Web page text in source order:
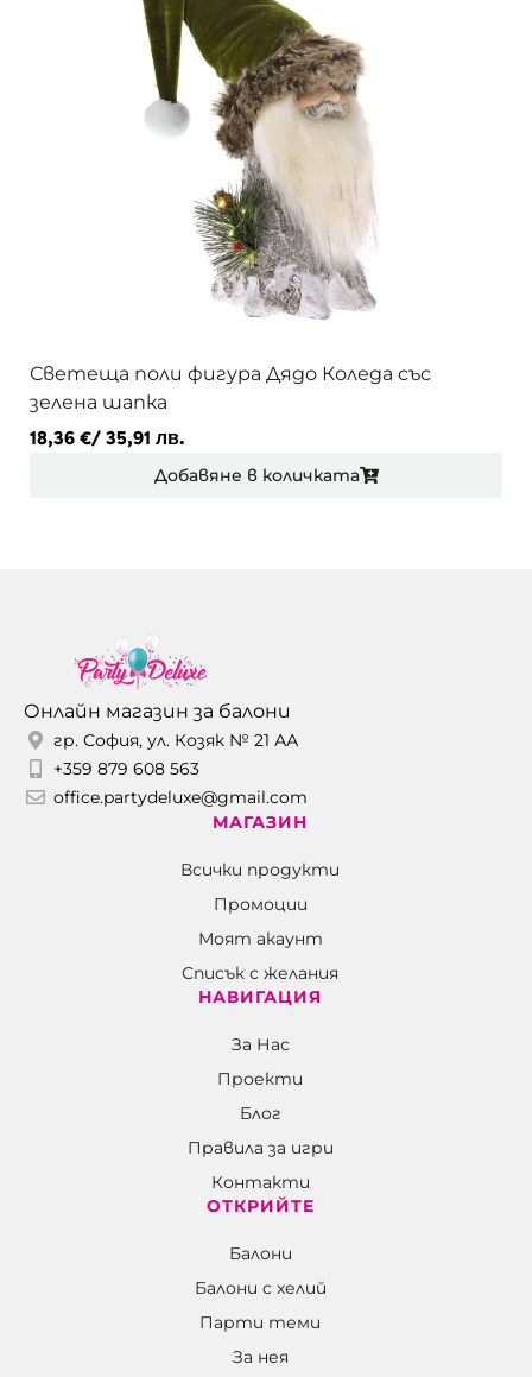
Светеща поли фигура Дядо Коледа със
зелена шапка
18,36 €/ 35,91 лв.
Добавяне в количката
Онлайн магазин за балони
гр. София, ул. Козяк № 21 АА
+359 879 608 563
office.partydeluxe@gmail.com
МАГАЗИН
Всички продукти
Промоции
Моят акаунт
Списък с желания
НАВИГАЦИЯ
За Нас
Проекти
Блог
Правила за игри
Контакти
ОТКРИЙТЕ
Балони
Балони c хелий
Парти теми
За нея